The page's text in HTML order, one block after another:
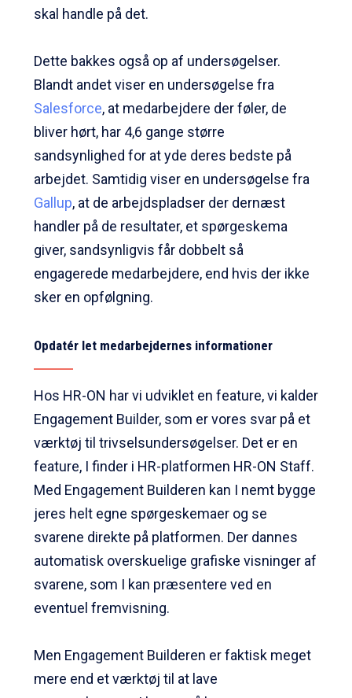
skal handle på det.
Dette bakkes også op af undersøgelser.
Blandt andet viser en undersøgelse fra
Salesforce, at medarbejdere der føler, de
bliver hørt, har 4,6 gange større
sandsynlighed for at yde deres bedste på
arbejdet. Samtidig viser en undersøgelse fra
Gallup, at de arbejdspladser der dernæst
handler på de resultater, et spørgeskema
giver, sandsynligvis får dobbelt så
engagerede medarbejdere, end hvis der ikke
sker en opfølgning.
Opdatér let medarbejdernes informationer
Hos HR-ON har vi udviklet en feature, vi kalder
Engagement Builder, som er vores svar på et
værktøj til trivselsundersøgelser. Det er en
feature, I finder i HR-platformen HR-ON Staff.
Med Engagement Builderen kan I nemt bygge
jeres helt egne spørgeskemaer og se
svarene direkte på platformen. Der dannes
automatisk overskuelige grafiske visninger af
svarene, som I kan præsentere ved en
eventuel fremvisning.
Men Engagement Builderen er faktisk meget
mere end et værktøj til at lave